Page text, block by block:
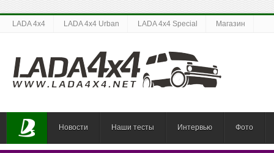
LADA 4x4 LADA 4x4 Urban LADA 4x4 Special Магазин
Новости Наши тесты Интервью Фото